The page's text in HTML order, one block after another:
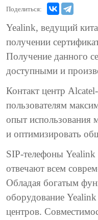
Поделиться:
Yealink, ведущий
получении
Получение данного
доступными и
Контакт центр
пользователям
опыт использования
и оптимизировать
SIP-телефоны
отвечают всем
Обладая богатым
оборудование
центров.